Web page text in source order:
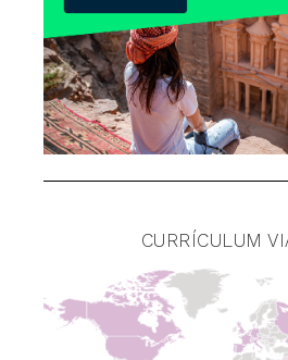
CURRÍCULUM